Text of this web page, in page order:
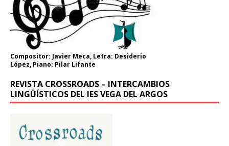
Compositor: Javier Meca, Letra: Desiderio
López, Piano: Pilar Lifante
REVISTA CROSSROADS – INTERCAMBIOS
LINGÜÍSTICOS DEL IES VEGA DEL ARGOS